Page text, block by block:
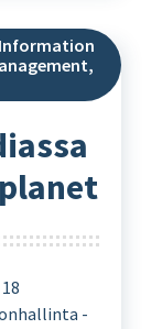
Information
,
-